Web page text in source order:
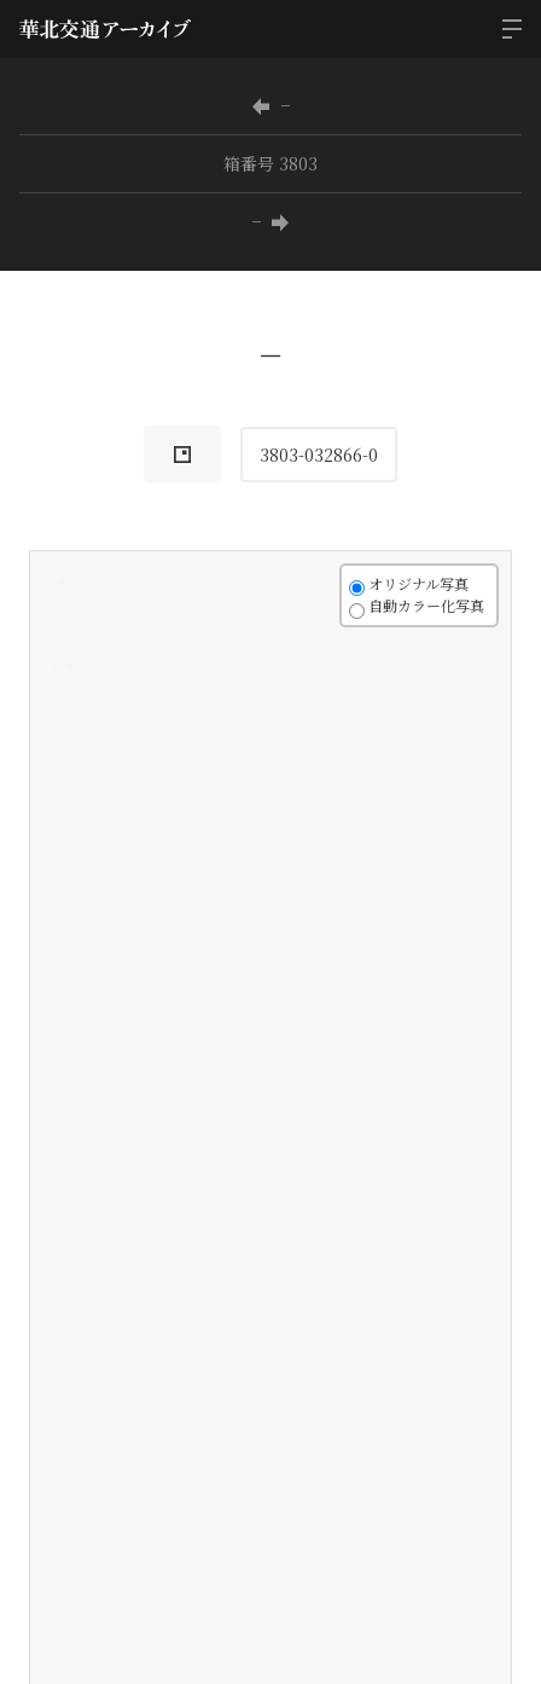
−
箱番号 3803
−
−
3803-032866-0
オリジナル写真
自動カラー化写真